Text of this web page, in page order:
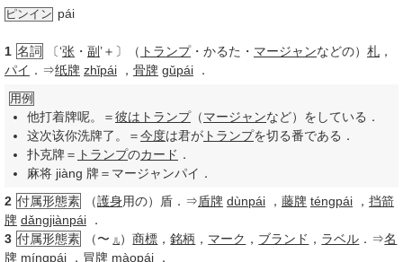
ピンイン pái
1 名詞 〔‘张 ・ 副 ’＋〕（ トランプ・かるた・ マージャンなどの） 札 ，
パイ ．⇒纸牌 zhǐpái ， 骨牌 gǔpái ．
用例
他打着牌呢。＝彼は トランプ（マージャンなど）をしている．
这次该你洗牌了。＝今度は君が トランプを切る番である．
扑克牌＝ トランプのカード ．
麻将 jiàng 牌＝マージャンパイ．
2 付属形態素 （護身用の）盾．⇒盾牌 dùnpái ， 藤牌 téngpái ， 挡箭
牌 dǎngjiànpái ．
3 付属形態素 （〜 儿 ）商標 ，銘柄 ， マーク ， ブランド ， ラベル ．⇒名
牌 míngpái ， 冒牌 màopái ．